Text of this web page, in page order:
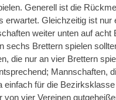
Generell ist die
erwartet. Gleichzeitig ist nur
weiter unten auf acht
sechs Brettern spielen
die nur an vier Brettern
Mannschaften,
einfach für die
vier Vereinen